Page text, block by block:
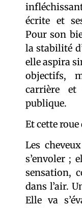
écrite et
Pour son
la stabilité
elle aspira
objectifs,
carrière
publique.
Et cette
Les
s’envoler ;
sensation,
dans l’air.
Elle va